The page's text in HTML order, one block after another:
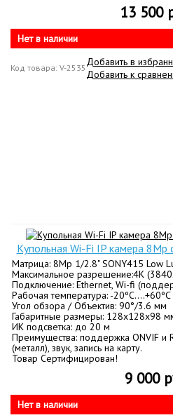
13 500
Нет в наличии
Код товара: V-2535 Добавить в
Добавить к
Купольная Wi-Fi IP камера
Матрица: 8Mp 1/2.8" SONY415 Low
Максимальное разрешение:4К
Подключение: Ethernet, Wi-fi
Рабочая температура: -20ºC....+60ºC
Угол обзора / Объектив: 90°/3.6 мм
Габаритные размеры: 128х128x98
ИК подсветка: до 20 м
Преимущества: поддержка ONVIF и
(металл), звук, запись на карту.
Товар Сертифицирован!
9 000
Нет в наличии